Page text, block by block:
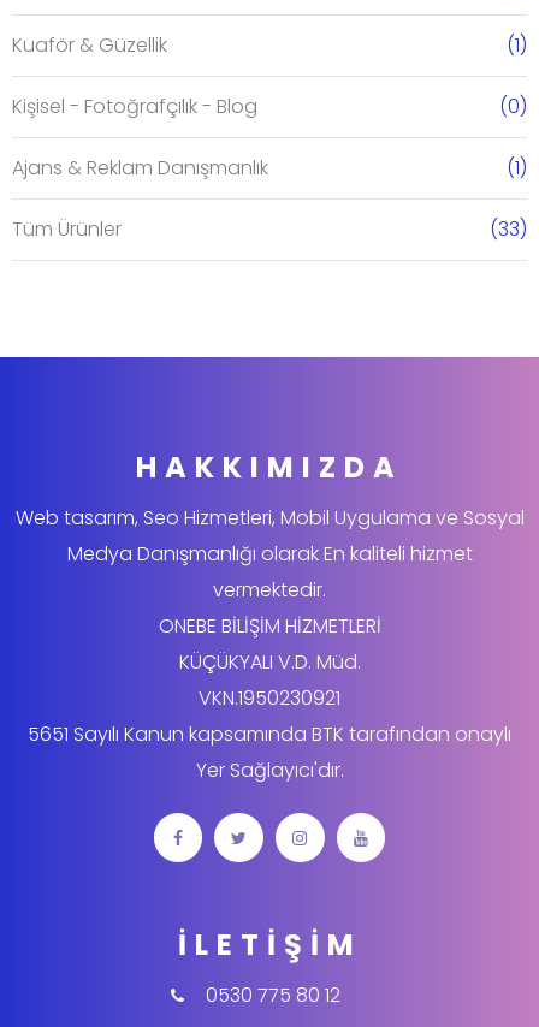
Kuaför & Güzellik (1)
Kişisel - Fotoğrafçılık - Blog (0)
Ajans & Reklam Danışmanlık (1)
Tüm Ürünler (33)
HAKKIMIZDA
Web tasarım, Seo Hizmetleri, Mobil Uygulama ve Sosyal
Medya Danışmanlığı olarak En kaliteli hizmet
vermektedir.
ONEBE BİLİŞİM HİZMETLERİ
KÜÇÜKYALI V.D. Müd.
VKN.1950230921
5651 Sayılı Kanun kapsamında BTK tarafından onaylı
Yer Sağlayıcı'dır.
İLETIŞIM
0530 775 80 12